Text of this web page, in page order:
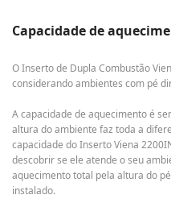
Capacidade de
O Inserto de Dupla Combustão
considerando ambientes com pé
A capacidade de aquecimento é
altura do ambiente faz toda a
capacidade do Inserto Viena
descobrir se ele atende o seu
aquecimento total pela altura do
instalado.